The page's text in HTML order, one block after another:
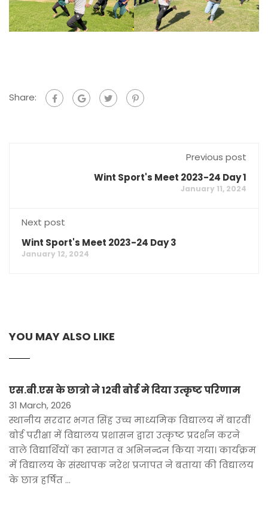
Share:
Previous post
Wint Sport's Meet 2023-24 Day 1
January 11, 2024
Next post
Wint Sport's Meet 2023-24 Day 3
January 12, 2024
YOU MAY ALSO LIKE
एस.बी.एस के छात्रो ने 12वी बोर्ड मे दिया उत्कृष्ट परिणाम
31 March, 2026
स्थानीय सरदार भगत सिंह उच्च माध्यमिक विद्यालय में बारवीं
बोर्ड परीक्षा में विद्यालय प्रशासन द्वारा उत्कृष्ट प्रदर्शन करने
वाले विद्यार्थियों का स्वागत व अभिनन्दन किया गया। कार्यक्रम
में विद्यालय के संस्थापक नरेश प्रजापत ने बताया की विद्यालय
के छात्र हर्षित …